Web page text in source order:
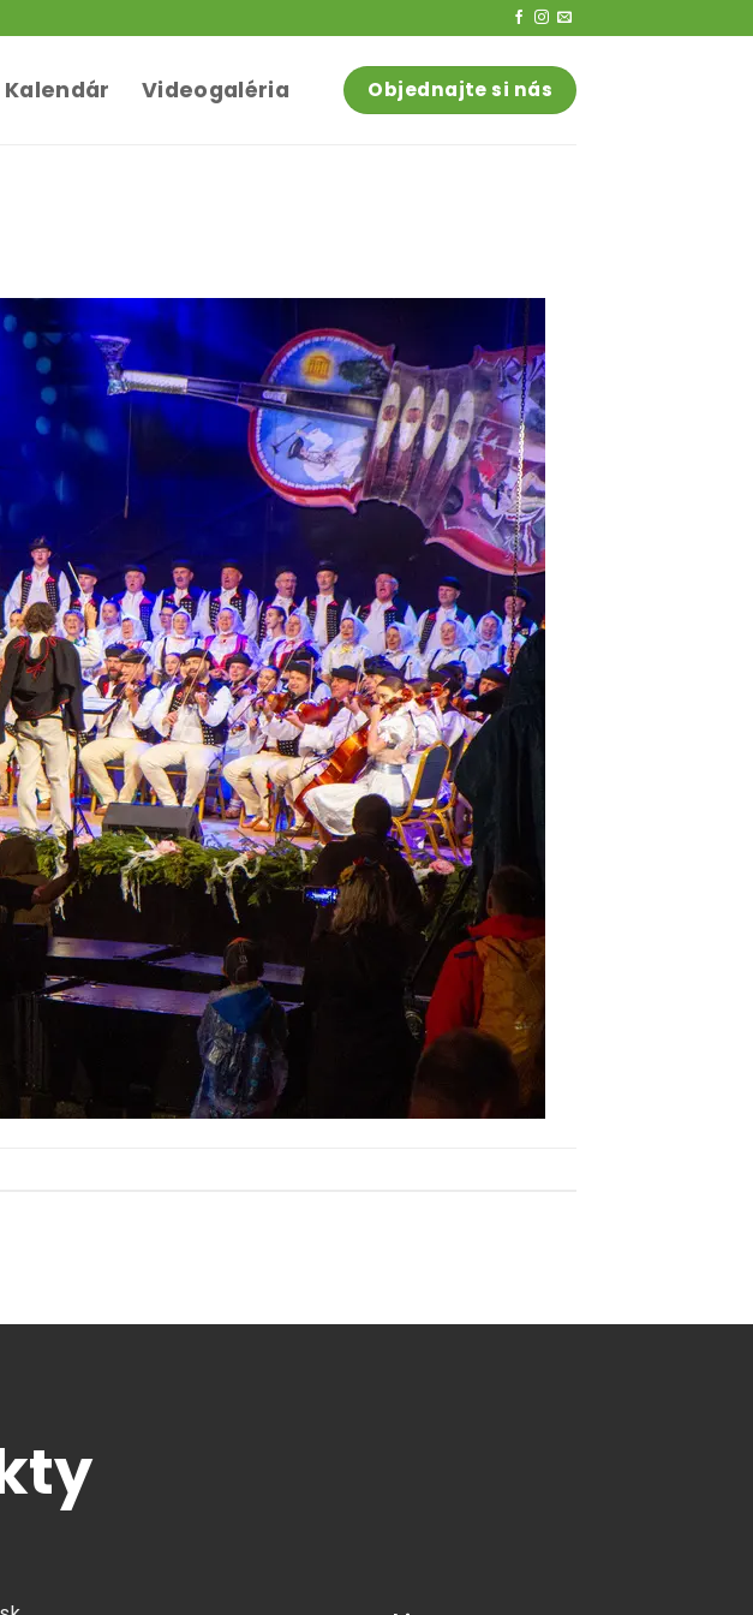
Kalendár Videogaléria Objednajte si nás